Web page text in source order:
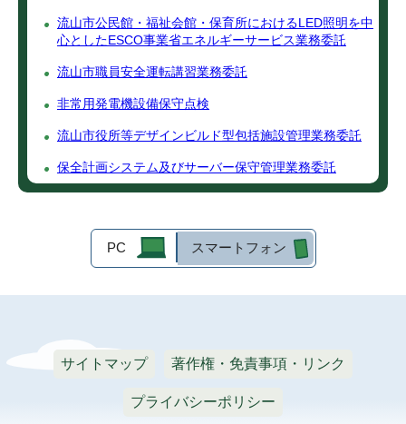
流山市公民館・福祉会館・保育所におけるLED照明を中
心としたESCO事業省エネルギーサービス業務委託
流山市職員安全運転講習業務委託
非常用発電機設備保守点検
流山市役所等デザインビルド型包括施設管理業務委託
保全計画システム及びサーバー保守管理業務委託
PC スマートフォン
サイトマップ 著作権・免責事項・リンク
プライバシーポリシー